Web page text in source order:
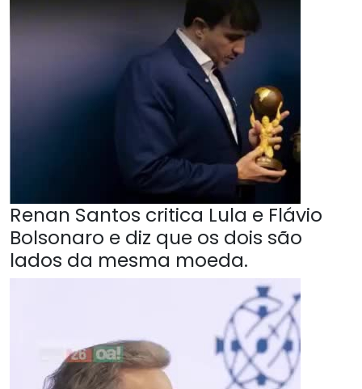
Renan Santos critica Lula e Flávio
Bolsonaro e diz que os dois são
lados da mesma moeda.